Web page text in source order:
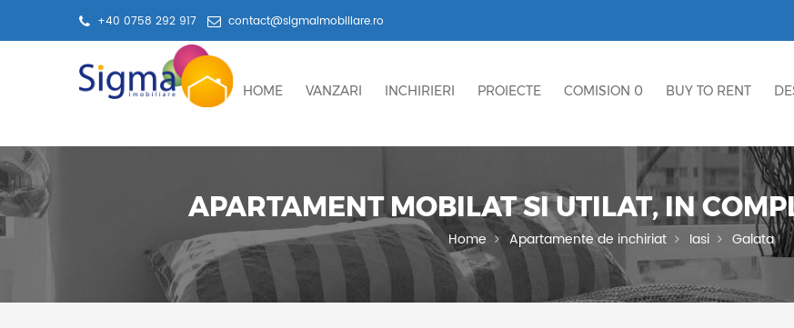
+40 0758 292 917 contact@sigmaimobiliare.ro
HOME VANZARI INCHIRIERI PROIECTE COMISION 0 BUY TO RENT
APARTAMENT MOBILAT SI UTILAT, IN
Home Apartamente de inchiriat Iasi Galata